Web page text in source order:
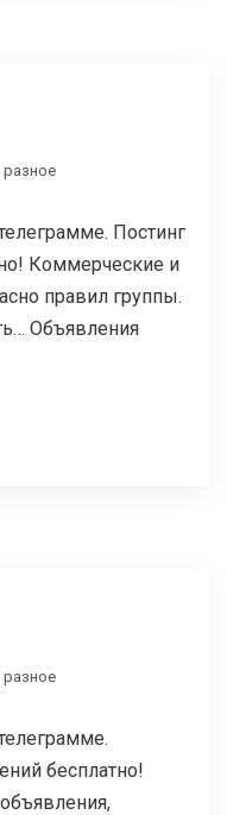
разное
Постинг
Коммерческие и
правил группы.
Объявления
разное
бесплатно!